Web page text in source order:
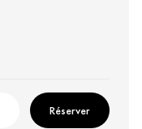
Réserver